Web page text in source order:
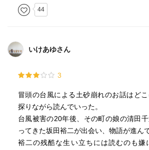
大災害の混乱の中、一組の親子が避難
親は、赤子が「生きているのか、亡く
運命によって引き裂かれた親子の慟哭
となります。
3.孤独な少年と新たな出会い
一方、遠く離れた東京。
44
いけあゆさん
3
冒頭の台風による土砂崩れのお話はど
探りながら読んでいった。
台風被害の20年後、その町の娘の清田
ってきた坂田裕二が出会い、物語が進ん
裕二の残酷な生い立ちには読むのも嫌